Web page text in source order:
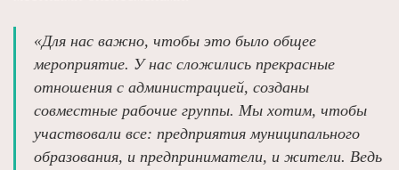
«Для нас важно, чтобы это было общее
мероприятие. У нас сложились прекрасные
отношения с администрацией, созданы
совместные рабочие группы. Мы хотим, чтобы
участвовали все: предприятия муниципального
образования, и предприниматели, и жители. Ведь